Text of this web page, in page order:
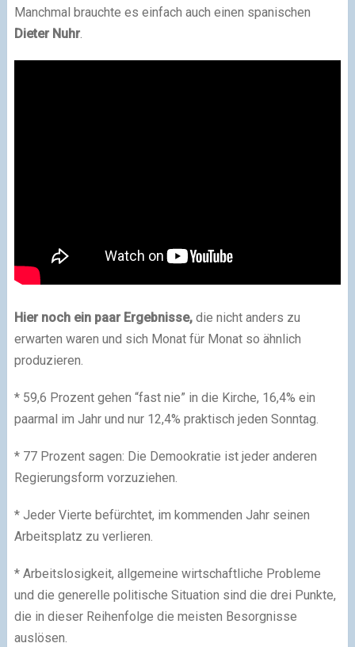
Manchmal brauchte es einfach auch einen spanischen
Dieter Nuhr.
Hier noch ein paar Ergebnisse,die nicht anders zu
erwarten waren und sich Monat für Monat so ähnlich
produzieren.
* 59,6 Prozent gehen “fast nie” in die Kirche, 16,4% ein
paarmal im Jahr und nur 12,4% praktisch jeden Sonntag.
* 77 Prozent sagen: Die Demookratie ist jeder anderen
Regierungsform vorzuziehen.
* Jeder Vierte befürchtet, im kommenden Jahr seinen
Arbeitsplatz zu verlieren.
* Arbeitslosigkeit, allgemeine wirtschaftliche Probleme
und die generelle politische Situation sind die drei Punkte,
die in dieser Reihenfolge die meisten Besorgnisse
auslösen.